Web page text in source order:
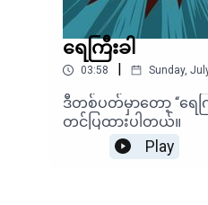
ရေကြီးခါ
03:58 | Sunday,
ဒီတစ်ပတ်မှာတော့ “ရေက
တင်ပြထားပါတယ်။
Play